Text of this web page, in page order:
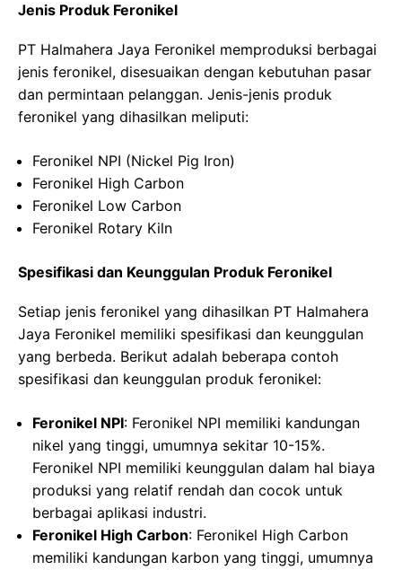
Jenis Produk Feronikel
PT Halmahera Jaya Feronikel memproduksi berbagai
jenis feronikel, disesuaikan dengan kebutuhan pasar
dan permintaan pelanggan. Jenis-jenis produk
feronikel yang dihasilkan meliputi:
Feronikel NPI (Nickel Pig Iron)
Feronikel High Carbon
Feronikel Low Carbon
Feronikel Rotary Kiln
Spesifikasi dan Keunggulan Produk Feronikel
Setiap jenis feronikel yang dihasilkan PT Halmahera
Jaya Feronikel memiliki spesifikasi dan keunggulan
yang berbeda. Berikut adalah beberapa contoh
spesifikasi dan keunggulan produk feronikel:
Feronikel NPI: Feronikel NPI memiliki kandungan
nikel yang tinggi, umumnya sekitar 10-15%.
Feronikel NPI memiliki keunggulan dalam hal biaya
produksi yang relatif rendah dan cocok untuk
berbagai aplikasi industri.
Feronikel High Carbon: Feronikel High Carbon
memiliki kandungan karbon yang tinggi, umumnya